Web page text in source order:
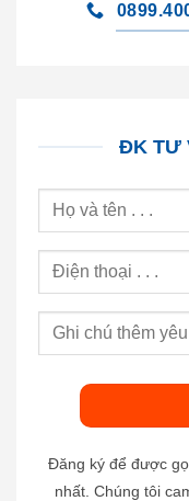
ĐK TƯ
Đăng ký để được
nhất. Chúng tôi